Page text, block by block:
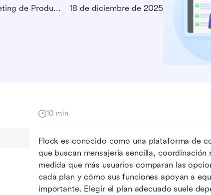
Especialista en Marketing de Producto 18 de diciembre de 2025
10 min
Flock es conocido como una plataforma de
que buscan mensajería sencilla,
medida que más usuarios comparan las
cada plan y cómo sus funciones apoyan a
importante. Elegir el plan adecuado suele